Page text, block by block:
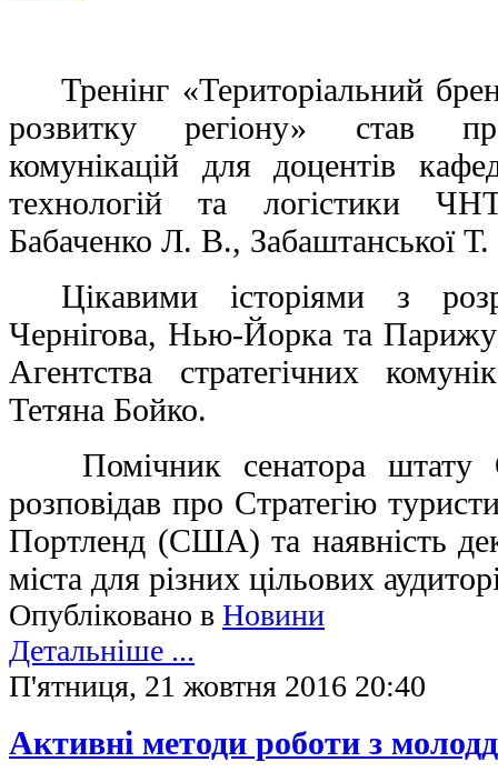
Тренінг «Територіальний
розвитку регіону» став
комунікацій для доцентів
технологій та логістики
Бабаченко Л. В., Забаштанської
Цікавими історіями з
Чернігова, Нью-Йорка та Парижу
Агентства стратегічних
Тетяна Бойко.
Помічник сенатора
розповідав про Стратегію
Портленд (США) та наявність
міста для різних цільових
Опубліковано в Новини
Детальніше ...
П'ятниця, 21 жовтня 2016 20:40
Активні методи роботи з